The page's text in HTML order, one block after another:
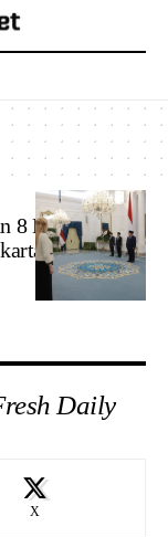
8 Duta Besar
Daily
X